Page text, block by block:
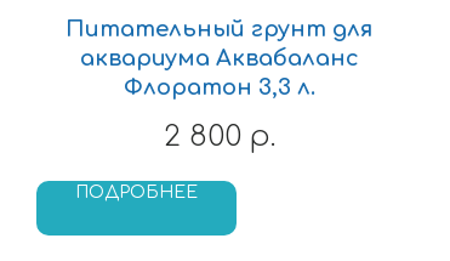
Питательный грунт для
аквариума Аквабаланс
Флоратон 3,3 л.
2 800 р.
ПОДРОБНЕЕ